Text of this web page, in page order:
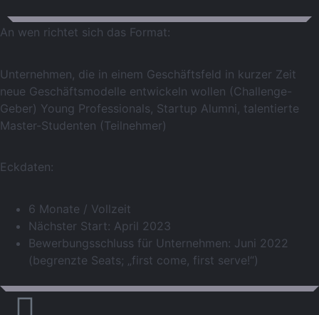
An wen richtet sich das Format:
Unternehmen, die in einem Geschäftsfeld in kurzer Zeit
neue Geschäftsmodelle entwickeln wollen (Challenge-
Geber) Young Professionals, Startup Alumni, talentierte
Master-Studenten (Teilnehmer)
Eckdaten:
6 Monate / Vollzeit
Nächster Start: April 2023
Bewerbungsschluss für Unternehmen: Juni 2022
(begrenzte Seats; „first come, first serve!“)